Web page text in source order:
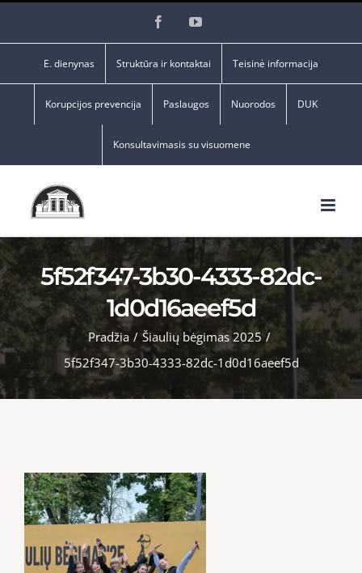
FacebookYouTube
E. dienynas Struktūra ir kontaktai Teisinė informacija
Korupcijos prevencija Paslaugos Nuorodos DUK
Konsultavimasis su visuomene
5f52f347-3b30-4333-82dc-
1d0d16aeef5d
Pradžia / Šiaulių bėgimas 2025 /
5f52f347-3b30-4333-82dc-1d0d16aeef5d